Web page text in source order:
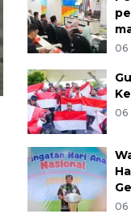
06
06
06